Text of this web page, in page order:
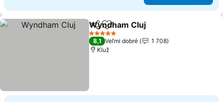
ZdieľaťPridať do obľúbených
Wyndham Cluj
5 Počet hviezdičiek
8,1 Veľmi dobré
1 708
Kluž